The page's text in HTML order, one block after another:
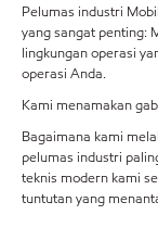
Pelumas industri
yang sangat penting:
lingkungan operasi
operasi Anda.
Kami menamakan
Bagaimana kami
pelumas industri
teknis modern kami
tuntutan yang